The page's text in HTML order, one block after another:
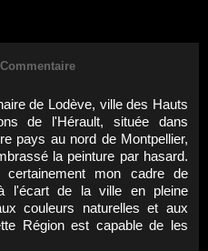
Commentaire
de Lodève, ville des Hauts
de l'Hérault, située dans
pays au nord de Montpellier,
la peinture par hasard.
certainement mon cadre de
l'écart de la ville en pleine
couleurs naturelles et aux
Région est capable de les